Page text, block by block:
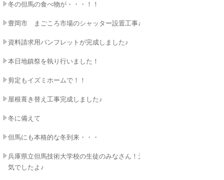
冬の但馬の食べ物が・・・！！
豊岡市 まごころ市場のシャッター設置工事♪
資料請求用パンフレットが完成しました♪
本日地鎮祭を執り行いました！
剪定もイズミホームで！！
屋根葺き替え工事完成しました♪
冬に備えて
但馬にも本格的な冬到来・・・
兵庫県立但馬技術大学校の生徒のみなさん！元
気でしたよ♪